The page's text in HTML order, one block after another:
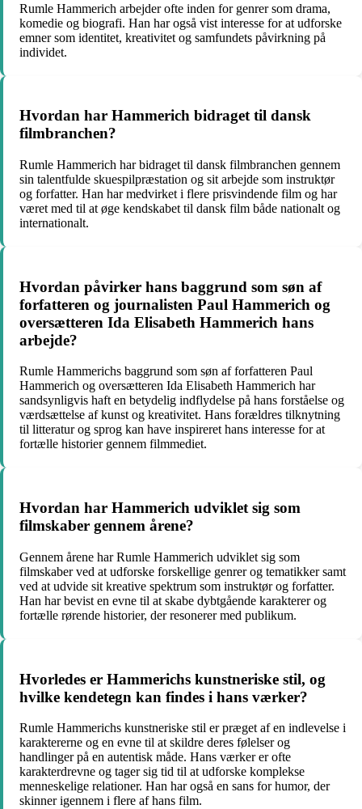
Rumle Hammerich arbejder ofte inden for genrer som drama,
komedie og biografi. Han har også vist interesse for at udforske
emner som identitet, kreativitet og samfundets påvirkning på
individet.
Hvordan har Hammerich bidraget til dansk
filmbranchen?
Rumle Hammerich har bidraget til dansk filmbranchen gennem
sin talentfulde skuespilpræstation og sit arbejde som instruktør
og forfatter. Han har medvirket i flere prisvindende film og har
været med til at øge kendskabet til dansk film både nationalt og
internationalt.
Hvordan påvirker hans baggrund som søn af
forfatteren og journalisten Paul Hammerich og
oversætteren Ida Elisabeth Hammerich hans
arbejde?
Rumle Hammerichs baggrund som søn af forfatteren Paul
Hammerich og oversætteren Ida Elisabeth Hammerich har
sandsynligvis haft en betydelig indflydelse på hans forståelse og
værdsættelse af kunst og kreativitet. Hans forældres tilknytning
til litteratur og sprog kan have inspireret hans interesse for at
fortælle historier gennem filmmediet.
Hvordan har Hammerich udviklet sig som
filmskaber gennem årene?
Gennem årene har Rumle Hammerich udviklet sig som
filmskaber ved at udforske forskellige genrer og tematikker samt
ved at udvide sit kreative spektrum som instruktør og forfatter.
Han har bevist en evne til at skabe dybtgående karakterer og
fortælle rørende historier, der resonerer med publikum.
Hvorledes er Hammerichs kunstneriske stil, og
hvilke kendetegn kan findes i hans værker?
Rumle Hammerichs kunstneriske stil er præget af en indlevelse i
karaktererne og en evne til at skildre deres følelser og
handlinger på en autentisk måde. Hans værker er ofte
karakterdrevne og tager sig tid til at udforske komplekse
menneskelige relationer. Han har også en sans for humor, der
skinner igennem i flere af hans film.